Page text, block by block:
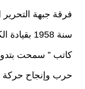
فرقة جبهة
سنة 1958
كاتب ” سمحت
حرب وإنجاح حركة